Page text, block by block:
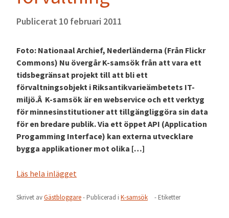
Publicerat 10 februari 2011
Foto: Nationaal Archief, Nederländerna (Från Flickr
Commons) Nu övergår K-samsök från att vara ett
tidsbegränsat projekt till att bli ett
förvaltningsobjekt i Riksantikvarieämbetets IT-
miljö.Â K-samsök är en webservice och ett verktyg
för minnesinstitutioner att tillgängliggöra sin data
för en bredare publik. Via ett öppet API (Application
Progamming Interface) kan externa utvecklare
bygga applikationer mot olika […]
Läs hela inlägget
Skrivet avGästbloggare- Publicerad i K-samsök - Etiketter